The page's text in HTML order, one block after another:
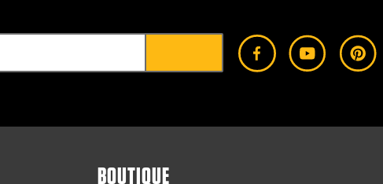
BOUTIQUE